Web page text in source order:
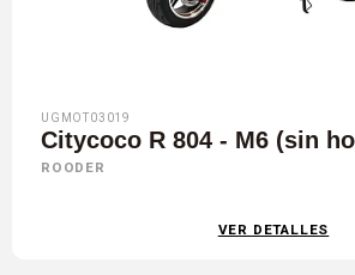
UGMOT03019
Citycoco R 804 - M6 (sin
ROODER
VER DETALLES